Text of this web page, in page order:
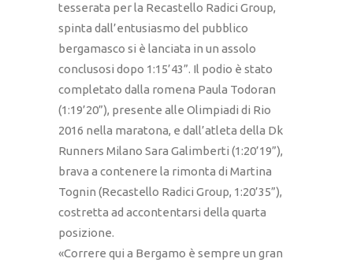
tesserata per la Recastello Radici Group,
spinta dall’entusiasmo del pubblico
bergamasco si è lanciata in un assolo
conclusosi dopo 1:15’43”. Il podio è stato
completato dalla romena Paula Todoran
(1:19’20”), presente alle Olimpiadi di Rio
2016 nella maratona, e dall’atleta della Dk
Runners Milano Sara Galimberti (1:20’19”),
brava a contenere la rimonta di Martina
Tognin (Recastello Radici Group, 1:20’35”),
costretta ad accontentarsi della quarta
posizione.
«Correre qui a Bergamo è sempre un gran